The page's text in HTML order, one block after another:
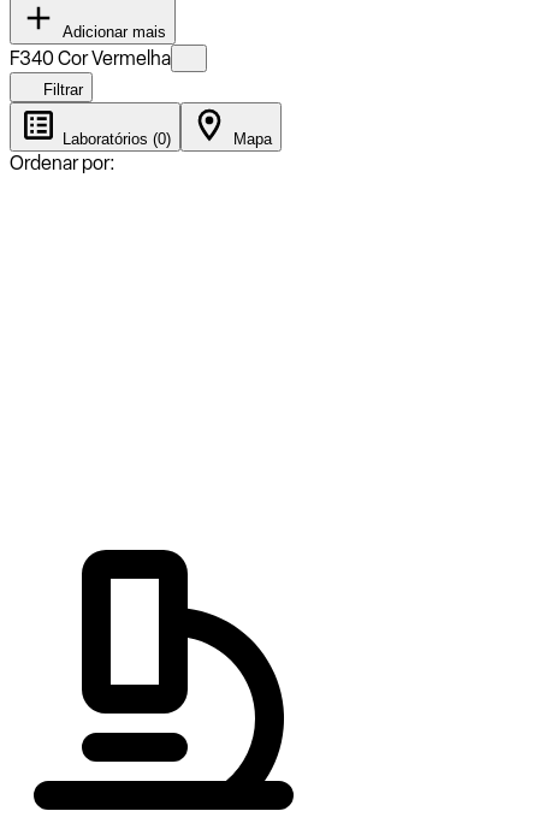
Adicionar mais
F340 Cor Vermelha
Filtrar
Laboratórios (0) Mapa
Ordenar por: